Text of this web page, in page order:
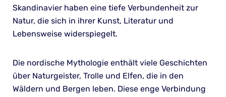
Skandinavier haben eine tiefe Verbundenheit zur
Natur, die sich in ihrer Kunst, Literatur und
Lebensweise widerspiegelt.
Die nordische Mythologie enthält viele Geschichten
über Naturgeister, Trolle und Elfen, die in den
Wäldern und Bergen leben. Diese enge Verbindung